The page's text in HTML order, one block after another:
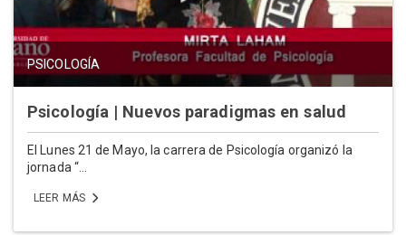
PSICOLOGÍA
Psicología | Nuevos paradigmas en salud
El Lunes 21 de Mayo, la carrera de Psicología organizó la
jornada “...
LEER MÁS